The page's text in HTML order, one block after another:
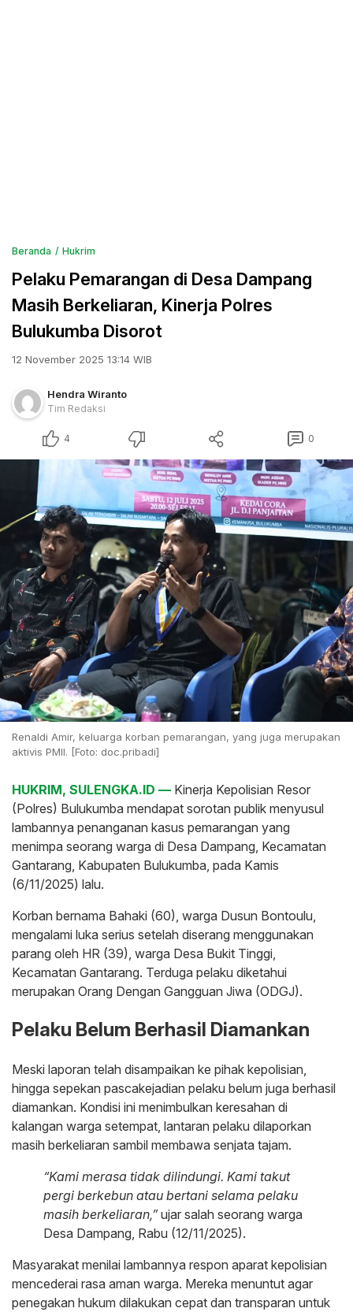
Beranda Hukrim
Pelaku Pemarangan di Desa Dampang
Masih Berkeliaran, Kinerja Polres
Bulukumba Disorot
12 November 2025 13:14 WIB
Hendra Wiranto
Tim Redaksi
4 0
Renaldi Amir, keluarga korban pemarangan, yang juga merupakan
aktivis PMII. [Foto: doc.pribadi]
HUKRIM, SULENGKA.ID — Kinerja Kepolisian Resor
(Polres) Bulukumba mendapat sorotan publik menyusul
lambannya penanganan kasus pemarangan yang
menimpa seorang warga di Desa Dampang, Kecamatan
Gantarang, Kabupaten Bulukumba, pada Kamis
(6/11/2025) lalu.
Korban bernama Bahaki (60), warga Dusun Bontoulu,
mengalami luka serius setelah diserang menggunakan
parang oleh HR (39), warga Desa Bukit Tinggi,
Kecamatan Gantarang. Terduga pelaku diketahui
merupakan Orang Dengan Gangguan Jiwa (ODGJ).
Pelaku Belum Berhasil Diamankan
Meski laporan telah disampaikan ke pihak kepolisian,
hingga sepekan pascakejadian pelaku belum juga berhasil
diamankan. Kondisi ini menimbulkan keresahan di
kalangan warga setempat, lantaran pelaku dilaporkan
masih berkeliaran sambil membawa senjata tajam.
“Kami merasa tidak dilindungi. Kami takut
pergi berkebun atau bertani selama pelaku
masih berkeliaran,”ujar salah seorang warga
Desa Dampang, Rabu (12/11/2025).
Masyarakat menilai lambannya respon aparat kepolisian
mencederai rasa aman warga. Mereka menuntut agar
penegakan hukum dilakukan cepat dan transparan untuk